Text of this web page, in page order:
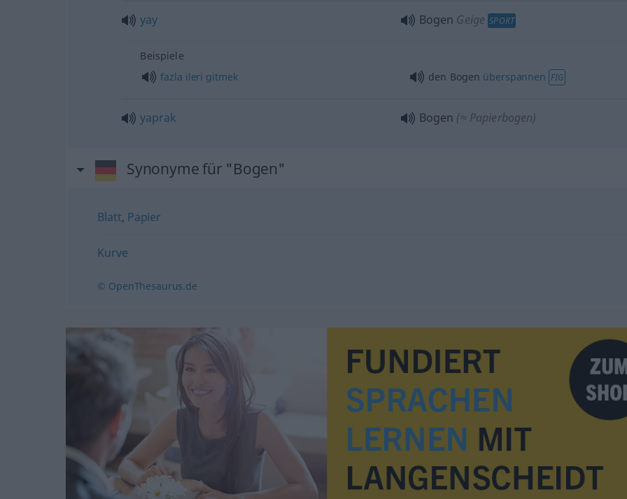
yay Bogen Geige SPORT
Beispiele
fazla ileri gitmek den Bogen überspannen FIG
yaprak Bogen (≈ Papierbogen)
Synonyme für "Bogen"
Blatt, Papier
Kurve
© OpenThesaurus.de